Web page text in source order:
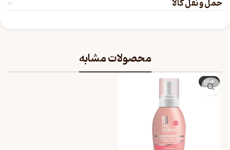
حمل و نقل کالا
محصولات مشابه
حراج